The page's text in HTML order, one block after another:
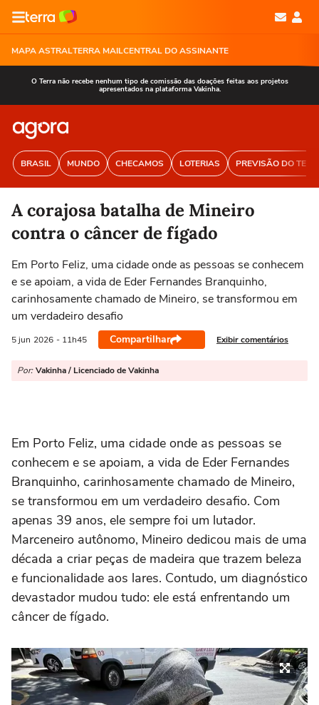
MAPA ASTRALTERRA MAILCENTRAL DO ASSINANTE
O Terra não recebe nenhum tipo de comissão das doações feitas aos projetos
apresentados na plataforma Vakinha.
BRASIL MUNDO CHECAMOS LOTERIAS PREVISÃO DO
A corajosa batalha de Mineiro
contra o câncer de fígado
Em Porto Feliz, uma cidade onde as pessoas se conhecem
e se apoiam, a vida de Eder Fernandes Branquinho,
carinhosamente chamado de Mineiro, se transformou em
um verdadeiro desafio
5 jun 2026 - 11h45 Compartilhar Exibir comentários
Por: Vakinha / Licenciado de Vakinha
Em Porto Feliz, uma cidade onde as pessoas se
conhecem e se apoiam, a vida de Eder Fernandes
Branquinho, carinhosamente chamado de Mineiro,
se transformou em um verdadeiro desafio. Com
apenas 39 anos, ele sempre foi um lutador.
Marceneiro autônomo, Mineiro dedicou mais de uma
década a criar peças de madeira que trazem beleza
e funcionalidade aos lares. Contudo, um diagnóstico
devastador mudou tudo: ele está enfrentando um
câncer de fígado.